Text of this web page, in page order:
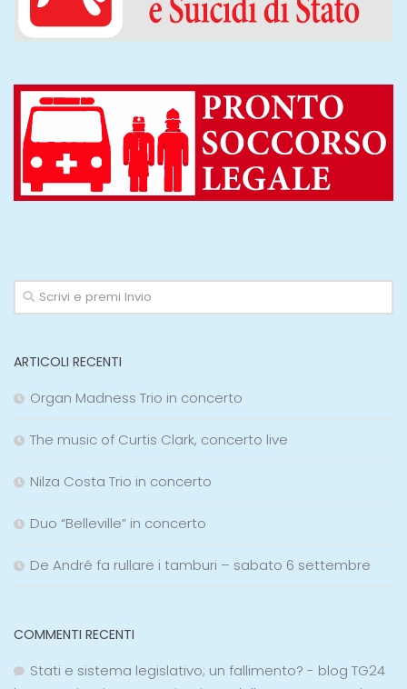
ARTICOLI RECENTI
Organ Madness Trio in concerto
The music of Curtis Clark, concerto live
Nilza Costa Trio in concerto
Duo “Belleville” in concerto
De André fa rullare i tamburi – sabato 6 settembre
COMMENTI RECENTI
Stati e sistema legislativo; un fallimento? - blog TG24